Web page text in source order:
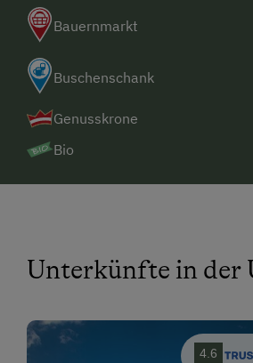
Bauernmarkt
Buschenschank
Genusskrone
Bio
Unterkünfte in der
4.6